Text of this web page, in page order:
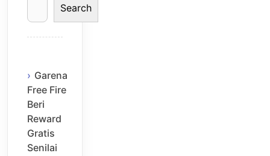
Search
Garena
Free Fire
Beri
Reward
Gratis
Senilai